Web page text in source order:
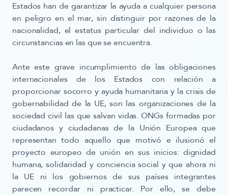
Estados han de garantizar la ayuda a cualquier persona
en peligro en el mar, sin distinguir por razones de la
nacionalidad, el estatus particular del individuo o las
circunstancias en las que se encuentra.
Ante este grave incumplimiento de las obligaciones
internacionales de los Estados con relación a
proporcionar socorro y ayuda humanitaria y la crisis de
gobernabilidad de la UE, son las organizaciones de la
sociedad civil las que salvan vidas. ONGs formadas por
ciudadanos y ciudadanas de la Unión Europea que
representan todo aquello que motivó e ilusionó el
proyecto europeo de unión en sus inicios: dignidad
humana, solidaridad y conciencia social y que ahora ni
la UE ni los gobiernos de sus países integrantes
parecen recordar ni practicar. Por ello, se debe